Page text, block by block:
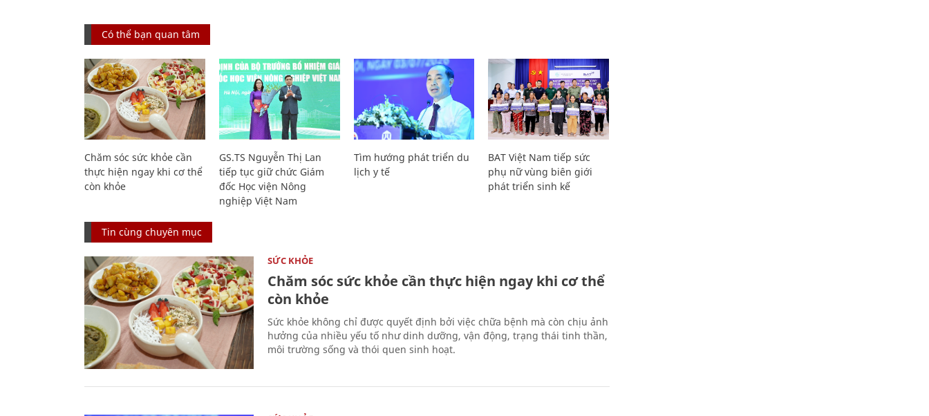
Có thể bạn quan tâm
Chăm sóc sức khỏe cần
thực hiện ngay khi cơ thể
còn khỏe
GS.TS Nguyễn Thị Lan
tiếp tục giữ chức Giám
đốc Học viện Nông
nghiệp Việt Nam
Tìm hướng phát triển du
lịch y tế
BAT Việt Nam tiếp sức
phụ nữ vùng biên giới
phát triển sinh kế
Tin cùng chuyên mục
SỨC KHỎE
Chăm sóc sức khỏe cần thực hiện ngay khi cơ thể
còn khỏe
Sức khỏe không chỉ được quyết định bởi việc chữa bệnh mà còn chịu ảnh
hưởng của nhiều yếu tố như dinh dưỡng, vận động, trạng thái tinh thần,
môi trường sống và thói quen sinh hoạt.